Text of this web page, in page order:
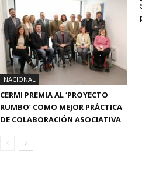
NACIONAL
CERMI PREMIA AL ‘PROYECTO
RUMBO’ COMO MEJOR PRÁCTICA
DE COLABORACIÓN ASOCIATIVA